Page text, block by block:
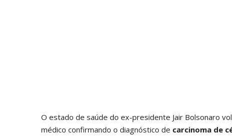
O estado de saúde do ex-presidente Jair Bolsonaro
médico confirmando o diagnóstico de carcinoma de